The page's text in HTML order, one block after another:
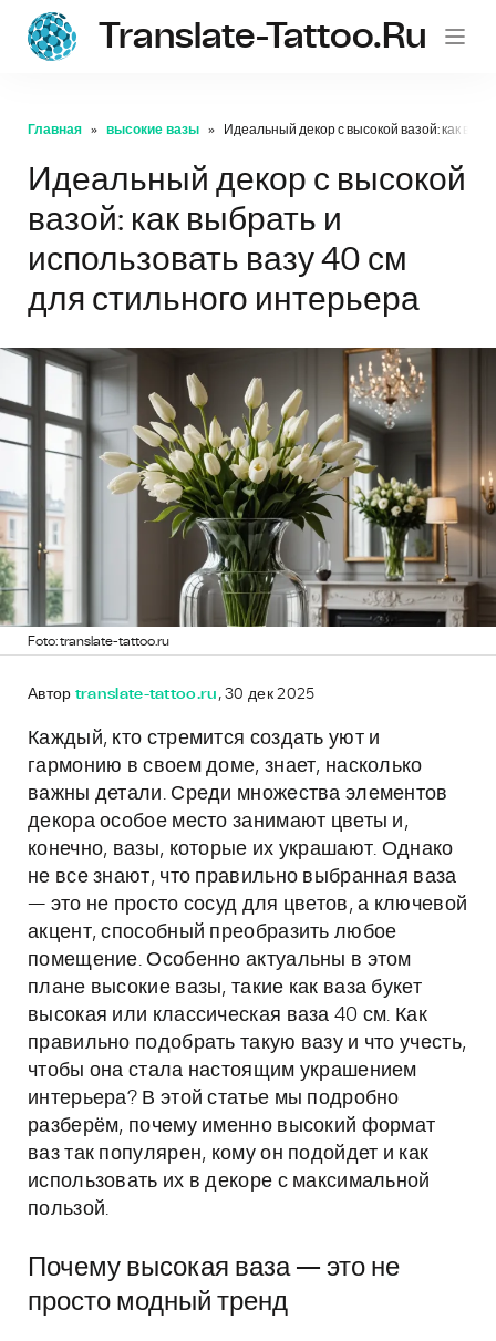
Translate-Tattoo.ru
Главная высокие вазы Идеальный декор с высокой вазой: как
Идеальный декор с высокой
вазой: как выбрать и
использовать вазу 40 см
для стильного интерьера
Foto: translate-tattoo.ru
Автор translate-tattoo.ru , 30 дек 2025
Каждый, кто стремится создать уют и
гармонию в своем доме, знает, насколько
важны детали. Среди множества элементов
декора особое место занимают цветы и,
конечно, вазы, которые их украшают. Однако
не все знают, что правильно выбранная ваза
— это не просто сосуд для цветов, а ключевой
акцент, способный преобразить любое
помещение. Особенно актуальны в этом
плане высокие вазы, такие как ваза букет
высокая или классическая ваза 40 см. Как
правильно подобрать такую вазу и что учесть,
чтобы она стала настоящим украшением
интерьера? В этой статье мы подробно
разберём, почему именно высокий формат
ваз так популярен, кому он подойдет и как
использовать их в декоре с максимальной
пользой.
Почему высокая ваза — это не
просто модный тренд